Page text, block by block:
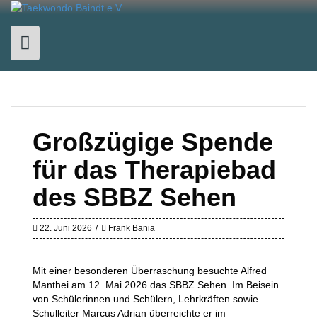
Skip
content
Großzügige Spende
für das Therapiebad
des SBBZ Sehen
22. Juni 2026 Frank Bania
Mit einer besonderen Überraschung besuchte Alfred
Manthei am 12. Mai 2026 das SBBZ Sehen. Im Beisein
von Schülerinnen und Schülern, Lehrkräften sowie
Schulleiter Marcus Adrian überreichte er im